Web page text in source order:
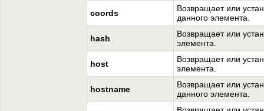
coords
Возвращает или
данного элемента.
hash
Возвращает или
элемента.
host
Возвращает или
элемента.
hostname
Возвращает или
данного элемента.